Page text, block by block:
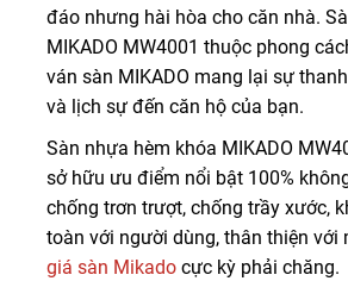
đáo nhưng hài hòa cho căn nhà.
MIKADO MW4001 thuộc phong
ván sàn MIKADO mang lại sự
và lịch sự đến căn hộ của bạn.
Sàn nhựa hèm khóa MIKADO
sở hữu ưu điểm nổi bật 100%
chống trơn trượt, chống trầy xước,
toàn với người dùng, thân thiện với
giá sàn Mikado cực kỳ phải chăng.